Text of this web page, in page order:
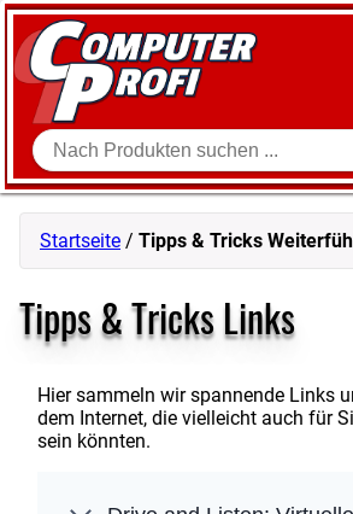
Zum Inhalt springen SOFTWARE
VIDEO
SHOP
Startseite / Tipps & Tricks
Tipps & Tricks Links
Hier sammeln wir spannende Links
dem Internet, die vielleicht auch für
sein könnten.